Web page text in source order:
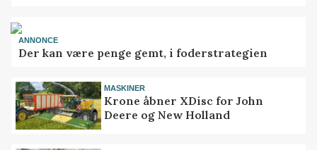
ANNONCE
Der kan være penge gemt, i foderstrategien
MASKINER
Krone åbner XDisc for John
Deere og New Holland